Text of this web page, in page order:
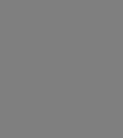
Sa couleur noire provient